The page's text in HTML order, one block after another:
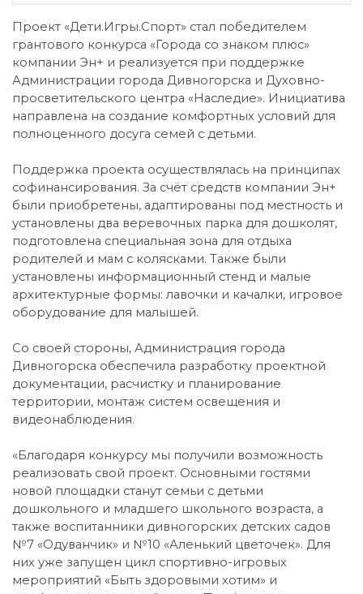
Проект «Дети.Игры.Спорт» стал победителем
грантового конкурса «Города со знаком плюс»
компании Эн+ и реализуется при поддержке
Администрации города Дивногорска и Духовно-
просветительского центра «Наследие». Инициатива
направлена на создание комфортных условий для
полноценного досуга семей с детьми.
Поддержка проекта осуществлялась на принципах
софинансирования. За счёт средств компании Эн+
были приобретены, адаптированы под местность и
установлены два веревочных парка для дошколят,
подготовлена специальная зона для отдыха
родителей и мам с колясками. Также были
установлены информационный стенд и малые
архитектурные формы: лавочки и качалки, игровое
оборудование для малышей.
Со своей стороны, Администрация города
Дивногорска обеспечила разработку проектной
документации, расчистку и планирование
территории, монтаж систем освещения и
видеонаблюдения.
«Благодаря конкурсу мы получили возможность
реализовать свой проект. Основными гостями
новой площадки станут семьи с детьми
дошкольного и младшего школьного возраста, а
также воспитанники дивногорских детских садов
№7 «Одуванчик» и №10 «Аленький цветочек». Для
них уже запущен цикл спортивно-игровых
мероприятий «Быть здоровыми хотим» и